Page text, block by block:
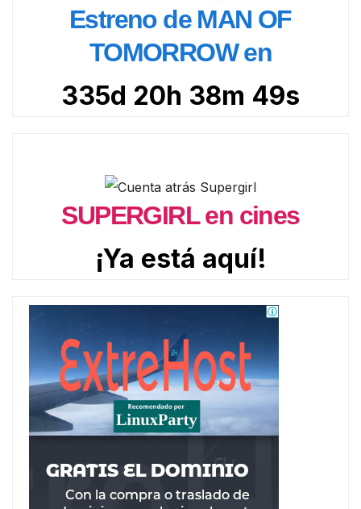
Estreno de MAN OF
TOMORROW en
335d 20h 38m 48s
SUPERGIRL en cines
¡Ya está aquí!